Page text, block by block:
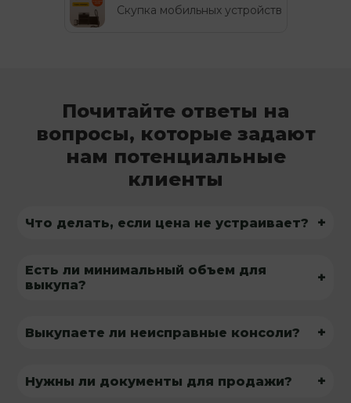
Скупка мобильных устройств
Почитайте ответы на
вопросы, которые задают
нам потенциальные
клиенты
Что делать, если цена не устраивает? +
Есть ли минимальный объем для
выкупа?
+
Выкупаете ли неисправные консоли? +
Нужны ли документы для продажи? +